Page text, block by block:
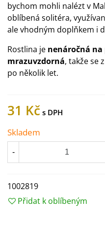
bychom mohli nalézt v
oblíbená solitéra,
ale vhodným doplňkem i
Rostlina je nenáročná na
mrazuvzdorná, takže se
po několik let.
31 Kč
Skladem
-
1002819
Přidat k oblíbeným